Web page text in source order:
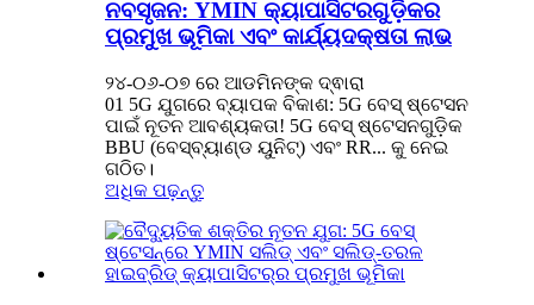
ନବସୃଜନ: YMIN କ୍ୟାପାସିଟରଗୁଡ଼ିକର
ପ୍ରମୁଖ ଭୂମିକା ଏବଂ କାର୍ଯ୍ୟଦକ୍ଷତା ଲାଭ
୨୪-୦୬-୦୭ ରେ ଆଡମିନଙ୍କ ଦ୍ଵାରା
01 5G ଯୁଗରେ ବ୍ୟାପକ ବିକାଶ: 5G ବେସ୍ ଷ୍ଟେସନ
ପାଇଁ ନୂତନ ଆବଶ୍ୟକତା! 5G ବେସ୍ ଷ୍ଟେସନଗୁଡ଼ିକ
BBU (ବେସ୍ବ୍ୟାଣ୍ଡ ୟୁନିଟ୍) ଏବଂ RR... କୁ ନେଇ
ଗଠିତ।
ଅଧିକ ପଢ଼ନ୍ତୁ